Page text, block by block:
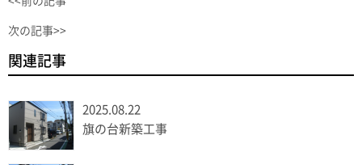
次の記事>>
関連記事
2025.08.22
旗の台新築工事